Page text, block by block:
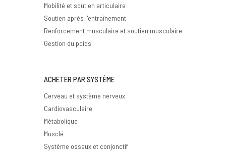
Mobilité et soutien articulaire
Soutien après l'entraînement
Renforcement musculaire et soutien musculaire
Gestion du poids
ACHETER PAR SYSTÈME
Cerveau et système nerveux
Cardiovasculaire
Métabolique
Musclé
Système osseux et conjonctif